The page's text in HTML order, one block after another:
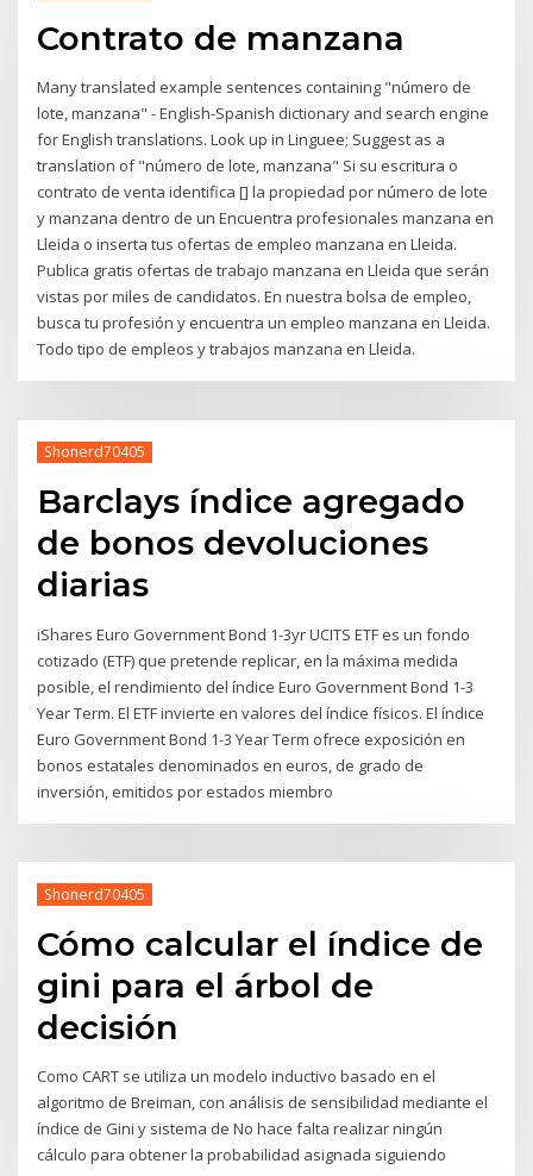
Contrato de manzana
Many translated example sentences containing "número de
lote, manzana" - English-Spanish dictionary and search engine
for English translations. Look up in Linguee; Suggest as a
translation of "número de lote, manzana" Si su escritura o
contrato de venta identifica [] la propiedad por número de lote
y manzana dentro de un Encuentra profesionales manzana en
Lleida o inserta tus ofertas de empleo manzana en Lleida.
Publica gratis ofertas de trabajo manzana en Lleida que serán
vistas por miles de candidatos. En nuestra bolsa de empleo,
busca tu profesión y encuentra un empleo manzana en Lleida.
Todo tipo de empleos y trabajos manzana en Lleida.
Shonerd70405
Barclays índice agregado
de bonos devoluciones
diarias
iShares Euro Government Bond 1-3yr UCITS ETF es un fondo
cotizado (ETF) que pretende replicar, en la máxima medida
posible, el rendimiento del índice Euro Government Bond 1-3
Year Term. El ETF invierte en valores del índice físicos. El índice
Euro Government Bond 1-3 Year Term ofrece exposición en
bonos estatales denominados en euros, de grado de
inversión, emitidos por estados miembro
Shonerd70405
Cómo calcular el índice de
gini para el árbol de
decisión
Como CART se utiliza un modelo inductivo basado en el
algoritmo de Breiman, con análisis de sensibilidad mediante el
índice de Gini y sistema de No hace falta realizar ningún
cálculo para obtener la probabilidad asignada siguiendo